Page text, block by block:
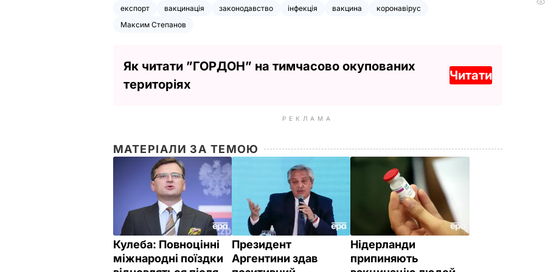
експорт вакцинація законодавство інфекція вакцина
коронавірус
Максим Степанов
Як читати ”ГОРДОН” на тимчасово окупованих
територіях
Читати
РЕКЛАМА
МАТЕРІАЛИ ЗА ТЕМОЮ
Кулеба: Повноцінні
міжнародні поїздки
Президент
Аргентини здав
Нідерланди
припиняють